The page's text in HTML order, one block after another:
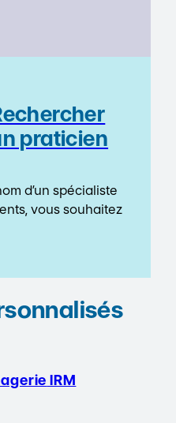
praticien
d’un spécialiste
vous souhaitez
IRM